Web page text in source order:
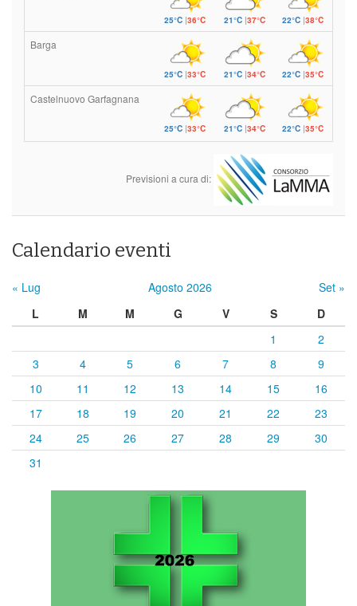
25°C|36°C 21°C|37°C 22°C |38°C
Barga
25°C|33°C 21°C|34°C 22°C |35°C
Castelnuovo Garfagnana
25°C|33°C 21°C|34°C 22°C |35°C
Previsioni a cura di:
Calendario eventi
« Lug Agosto 2026
Set »
L
M M G V S
D
1
2
3
4 5 6 7 8
9
10
11 12 13 14 15
16
17
18 19 20 21 22
23
24
25 26 27 28 29
30
31